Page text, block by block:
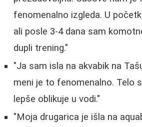
fenomenalno izgleda. U
ali posle 3-4 dana sam
dupli trening."
"Ja sam isla na akvabik na
meni je to fenomenalno. Telo
lepše oblikuje u vodi."
"Moja drugarica je išla na